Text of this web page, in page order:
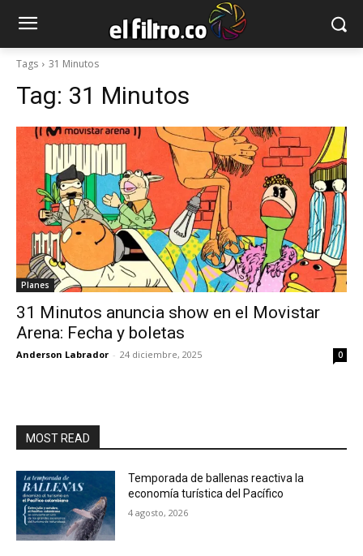
Tags 31 Minutos
Tag: 31 Minutos
Planes
31 Minutos anuncia show en el Movistar
Arena: Fecha y boletas
Anderson Labrador - 24 diciembre, 2025 0
MOST READ
Temporada de ballenas reactiva la
economía turística del Pacífico
4 agosto, 2026